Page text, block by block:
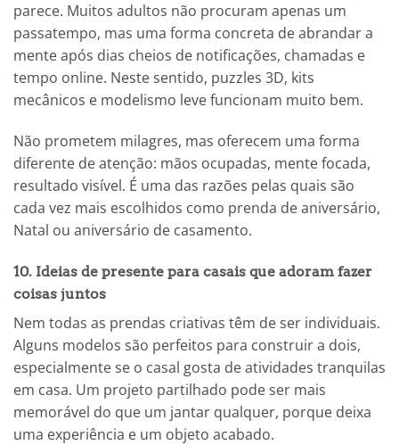
parece. Muitos adultos não procuram apenas um
passatempo, mas uma forma concreta de abrandar a
mente após dias cheios de notificações, chamadas e
tempo online. Neste sentido, puzzles 3D, kits
mecânicos e modelismo leve funcionam muito bem.
Não prometem milagres, mas oferecem uma forma
diferente de atenção: mãos ocupadas, mente focada,
resultado visível. É uma das razões pelas quais são
cada vez mais escolhidos como prenda de aniversário,
Natal ou aniversário de casamento.
10. Ideias de presente para casais que adoram fazer
coisas juntos
Nem todas as prendas criativas têm de ser individuais.
Alguns modelos são perfeitos para construir a dois,
especialmente se o casal gosta de atividades tranquilas
em casa. Um projeto partilhado pode ser mais
memorável do que um jantar qualquer, porque deixa
uma experiência e um objeto acabado.